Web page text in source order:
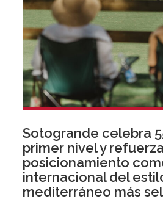
Sotogrande celebra
primer nivel y
posicionamiento
internacional del
mediterráneo más